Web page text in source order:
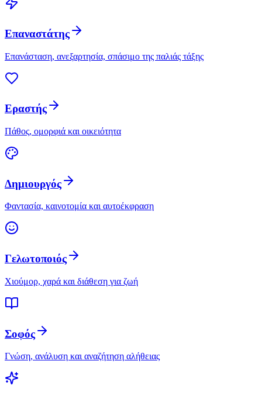
Επαναστάτης
Επανάσταση, ανεξαρτησία, σπάσιμο της παλιάς τάξης
Εραστής
Πάθος, ομορφιά και οικειότητα
Δημιουργός
Φαντασία, καινοτομία και αυτοέκφραση
Γελωτοποιός
Χιούμορ, χαρά και διάθεση για ζωή
Σοφός
Γνώση, ανάλυση και αναζήτηση αλήθειας